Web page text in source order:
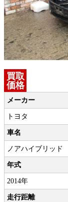
買取
価格
メーカー
トヨタ
車名
ノアハイブリッド
年式
2014年
走行距離